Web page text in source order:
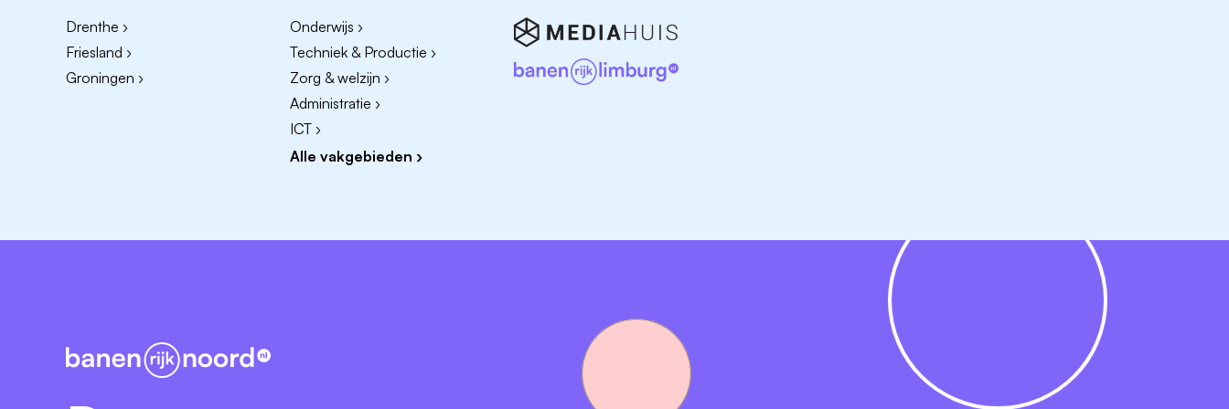
Drenthe ›
Friesland ›
Groningen ›
Onderwijs ›
Techniek & Productie ›
Zorg & welzijn ›
Administratie ›
ICT ›
Alle vakgebieden ›